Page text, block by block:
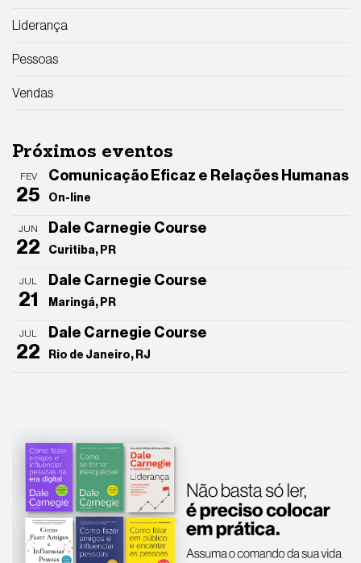
Liderança
Pessoas
Vendas
Próximos eventos
FEV
25
Comunicação Eficaz e Relações Humanas
On-line
JUN
22
Dale Carnegie Course
Curitiba, PR
JUL
21
Dale Carnegie Course
Maringá, PR
JUL
22
Dale Carnegie Course
Rio de Janeiro, RJ